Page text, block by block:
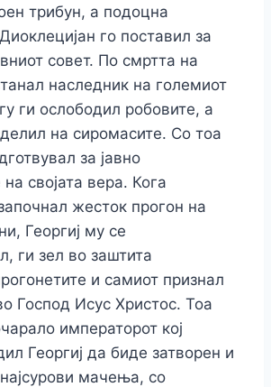
трибун, а подоцна
го поставил за
совет. По смртта на
наследник на големиот
ги ослободил робовите, а
на сиромасите. Со тоа
за јавно
својата вера. Кога
жесток прогон на
Георгиј му се
ги зел во заштита
и самиот признал
Господ Исус Христос. Тоа
императорот кој
Георгиј да биде затворен и
мачења, со